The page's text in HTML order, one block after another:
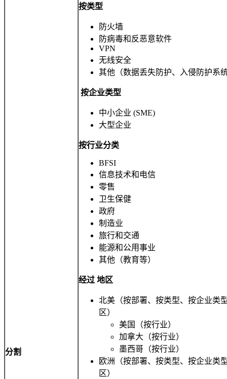
分割
按类型
防火墙
防病毒和反恶意软件
VPN
无线安全
其他（数据丢失防护、入侵防护系
按企业类型
中小企业 (SME)
大型企业
按行业分类
BFSI
信息技术和电信
零售
卫生保健
政府
制造业
旅行和交​​通
能源和公用事业
其他（教育等）
经过 地区
北美（按部署、按类型、按企业类
区）
美国（按行业）
加拿大（按行业）
墨西哥（按行业）
欧洲（按部署、按类型、按企业类
区）